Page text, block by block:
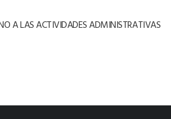
A LAS ACTIVIDADES ADMINISTRATIVAS